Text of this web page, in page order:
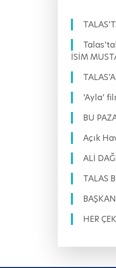
İSİM
'Ayla'
BU
Açık
ALİ
TALAS
HER